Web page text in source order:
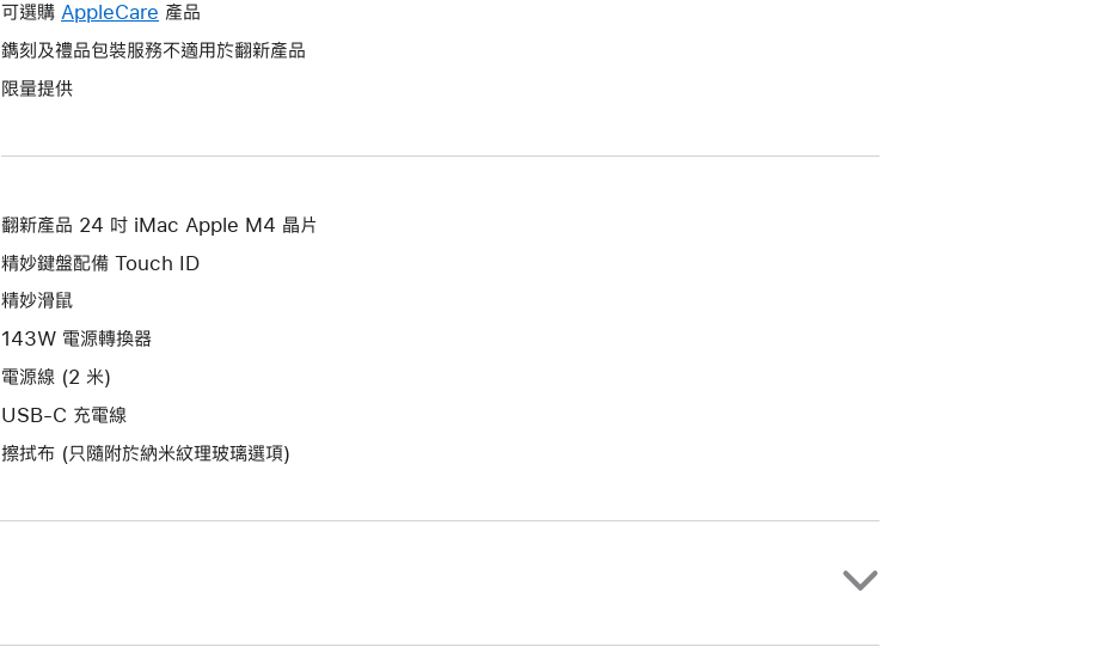
啟
新
可選購 AppleCare 這
會
個
視
產品
鐫刻及禮品包裝服務不適用於翻新產品
限量提供
翻新產品 24 吋 iMac Apple M4 晶片
精妙鍵盤配備 Touch ID
精妙滑鼠
143W 電源轉換器
電源線 (2 米)
USB-C 充電線
擦拭布 (只隨附於納米紋理玻璃選項)